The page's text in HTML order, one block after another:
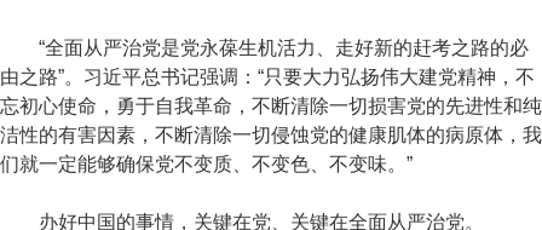
“全面从严治党是党永葆生机活力、走好新的赶考之路的必
由之路”。习近平总书记强调：“只要大力弘扬伟大建党精神，不
忘初心使命，勇于自我革命，不断清除一切损害党的先进性和纯
洁性的有害因素，不断清除一切侵蚀党的健康肌体的病原体，我
们就一定能够确保党不变质、不变色、不变味。”
办好中国的事情，关键在党、关键在全面从严治党。